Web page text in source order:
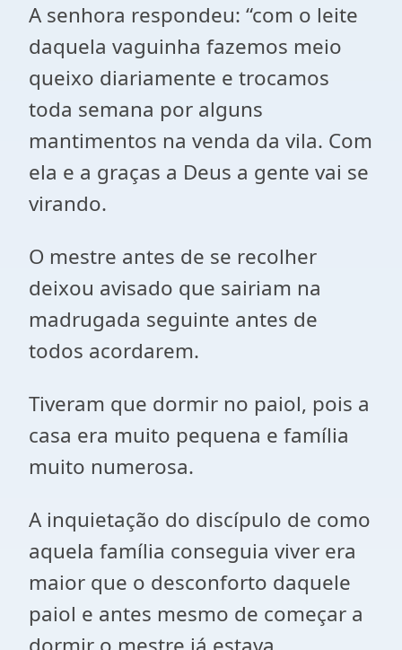
A senhora respondeu: “com o leite
daquela vaguinha fazemos meio
queixo diariamente e trocamos
toda semana por alguns
mantimentos na venda da vila. Com
ela e a graças a Deus a gente vai se
virando.
O mestre antes de se recolher
deixou avisado que sairiam na
madrugada seguinte antes de
todos acordarem.
Tiveram que dormir no paiol, pois a
casa era muito pequena e família
muito numerosa.
A inquietação do discípulo de como
aquela família conseguia viver era
maior que o desconforto daquele
paiol e antes mesmo de começar a